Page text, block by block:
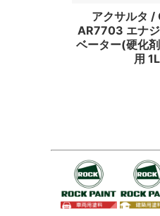
アクサルタ
AR7703 エナ
ベーター(硬化
用 1L